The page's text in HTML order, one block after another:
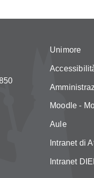
Unimore
Moodle -
Aule
Intranet di
Intranet